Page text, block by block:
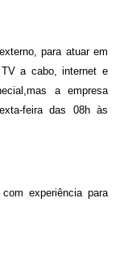
para atuar em
a cabo, internet e
a empresa
feira das 08h às
experiência para